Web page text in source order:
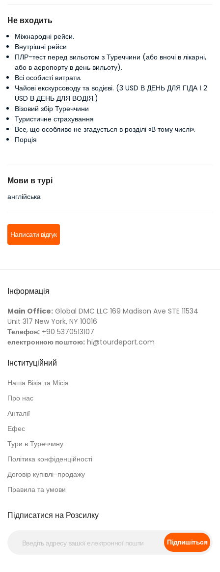
Не входить
Міжнародні рейси.
Внутрішні рейси
ПЛР-тест перед вильотом з Туреччини (або вночі в лікарні,
або в аеропорту в день вильоту).
Всі особисті витрати.
Чайові екскурсоводу та водієві. (3 USD В ДЕНЬ ДЛЯ ГІДА І 2
USD В ДЕНЬ ДЛЯ ВОДІЯ.)
Візовий збір Туреччини
Туристичне страхування
Все, що особливо не згадується в розділі «В тому числі».
Порція
Мови в турі
англійська
Написати відгук
Інформація
Main Office: Global DMC LLC 169 Madison Ave STE 11534
Unit 317 New York, NY 10016
Телефон: +90 5370513107
електронною поштою: hi@tourdepart.com
Інституційний
Наша Візія та Місія
Про нас
Анталії
Ефес
Тури в Туреччину
Політика конфіденційності
Договір купівлі-продажу
Правила та умови
Підписатися на Розсилку
Підпишіться